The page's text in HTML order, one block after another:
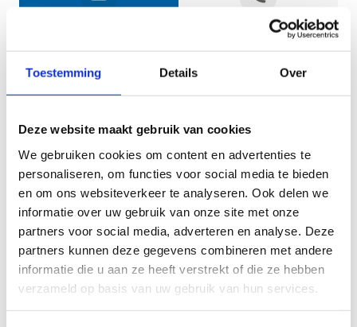
Toestemming Details Over
Deze website maakt gebruik van cookies
We gebruiken cookies om content en advertenties te
personaliseren, om functies voor social media te bieden
en om ons websiteverkeer te analyseren. Ook delen we
informatie over uw gebruik van onze site met onze
partners voor social media, adverteren en analyse. Deze
partners kunnen deze gegevens combineren met andere
informatie die u aan ze heeft verstrekt of die ze hebben
verzameld op basis van uw gebruik van hun services.
Geef aan tot welk domein jouw vraag behoort
KIES EEN DOMEIN
Jouw vraag